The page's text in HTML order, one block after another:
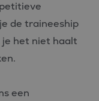
de traineeship
het niet haalt
een